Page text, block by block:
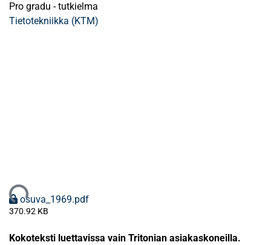
Pro gradu - tutkielma
Tietotekniikka (KTM)
osuva_1969.pdf
370.92 KB
Kokoteksti luettavissa vain Tritonian asiakaskoneilla.